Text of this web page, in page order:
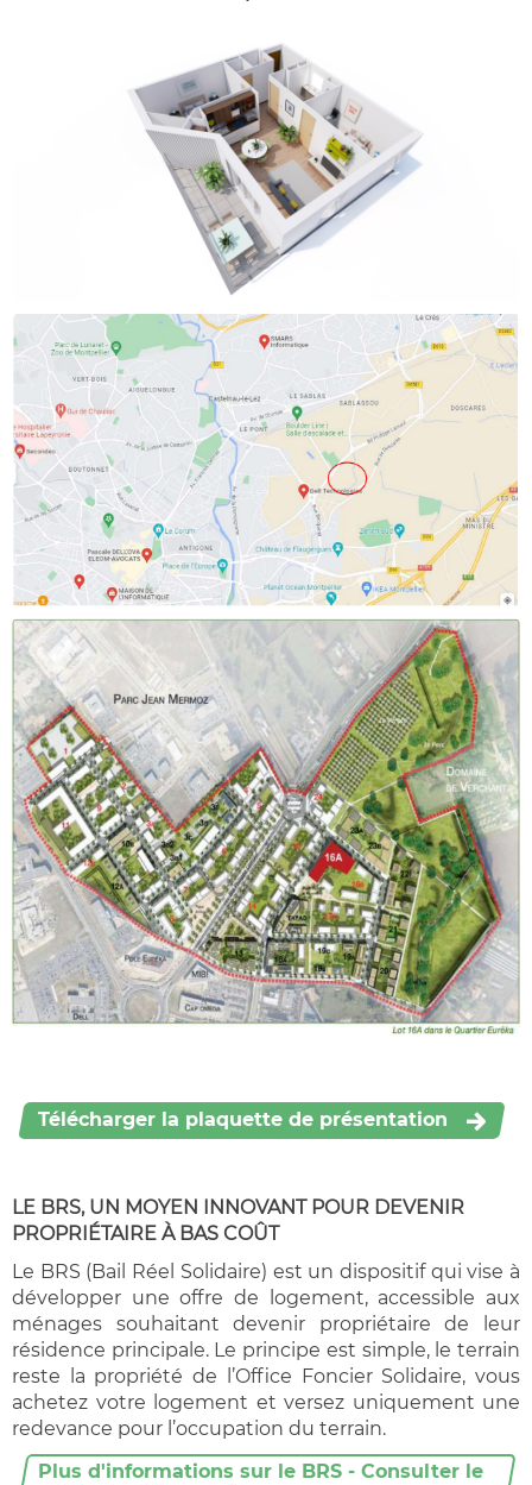
Télécharger la plaquette de présentation
LE BRS, UN MOYEN INNOVANT POUR DEVENIR
PROPRIÉTAIRE À BAS COÛT
Le BRS (Bail Réel Solidaire) est un dispositif qui vise à
développer une offre de logement, accessible aux
ménages souhaitant devenir propriétaire de leur
résidence principale. Le principe est simple, le terrain
reste la propriété de l’Office Foncier Solidaire, vous
achetez votre logement et versez uniquement une
redevance pour l’occupation du terrain.
Plus d'informations sur le BRS - Consulter le